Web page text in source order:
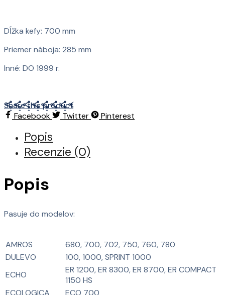
Dĺžka kefy: 700 mm
Priemer náboja: 285 mm
Inné: DO 1999 r.
Share this product
Facebook
Twitter Pinterest
Popis
Recenzie (0)
Popis
Pasuje do modelov:
AMROS
680, 700, 702, 750, 760, 780
DULEVO
100, 1000, SPRINT 1000
ECHO
ER 1200, ER 8300, ER 8700, ER COMPACT
1150 HS
ECOLOGICA
ECO 700